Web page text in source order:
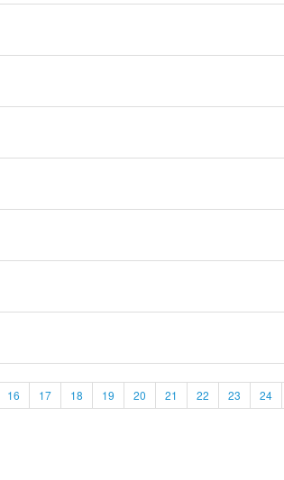
16 17 18 19 20 21 22 23 24